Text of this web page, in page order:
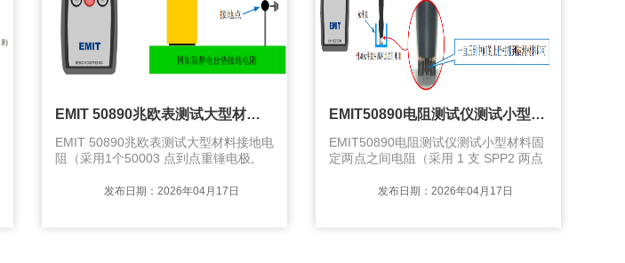
EMIT 50890兆欧表测试大型材料接地电阻（采用1个50003 点到点重锤电极, ANSI/ESD TR53 规范）
EMIT 50890兆欧表测试大型材料接地电
阻（采用1个50003 点到点重锤电极,
线插上配套的接地夹，然后夹住被测材
发布日期：2026年04月17日
EMIT50890电阻测试仪测试小型材料固定两点之间电阻（
EMIT50890电阻测试仪测试小型材料固
定两点之间电阻（采用 1 支 SPP2 两点
连接测试表和 SPP2 两点笔形电极 把电
发布日期：2026年04月17日